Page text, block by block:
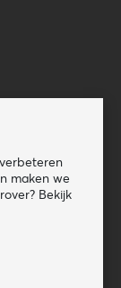
maken we
Bekijk